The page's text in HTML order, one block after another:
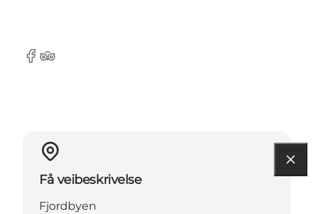
Facebook
Tripadvisor
Få veibeskrivelse
Fjordbyen